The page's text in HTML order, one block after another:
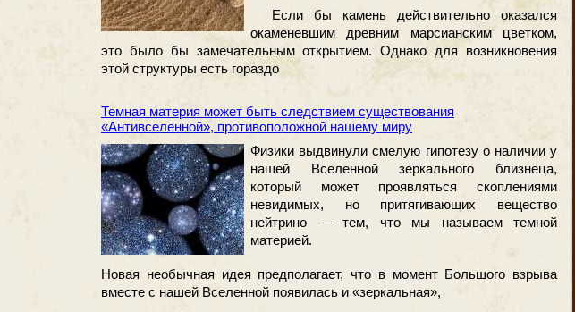
Если бы камень действительно оказался
окаменевшим древним марсианским цветком,
это было бы замечательным открытием. Однако для возникновения
этой структуры есть гораздо
Темная материя может быть следствием существования
«Антивселенной», противоположной нашему миру
Физики выдвинули смелую гипотезу о наличии у
нашей Вселенной зеркального близнеца,
который может проявляться скоплениями
невидимых, но притягивающих вещество
нейтрино — тем, что мы называем темной
материей.
Новая необычная идея предполагает, что в момент Большого взрыва
вместе с нашей Вселенной появилась и «зеркальная»,